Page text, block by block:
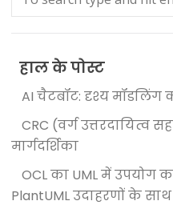
हाल के पोस्ट
AI चैटबॉट: दृश्य मॉडलिंग
CRC (वर्ग उत्तरदायित्व
मार्गदर्शिका
OCL का UML में उपयोग
PlantUML उदाहरणों के साथ